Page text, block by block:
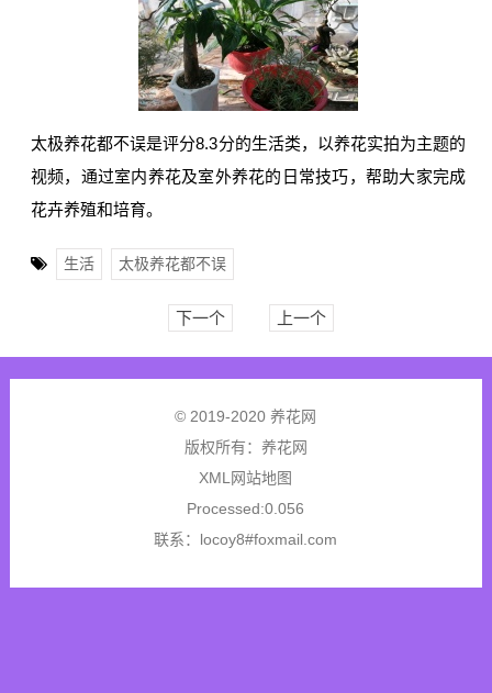
太极养花都不误是评分8.3分的生活类，以养花实拍为主题的
视频，通过室内养花及室外养花的日常技巧，帮助大家完成
花卉养殖和培育。
生活 太极养花都不误
下一个 上一个
© 2019-2020 养花网
版权所有： 养花网
XML网站地图
Processed:0.056
联系：locoy8#foxmail.com